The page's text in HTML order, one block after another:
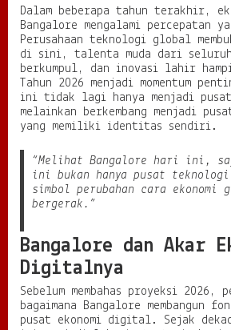
r
e
I
n
d
i
a
K
o
T
l
o
y
a
n
Dalam beberapa tahun terakhir,
Bangalore mengalami percepatan
Perusahaan teknologi global
di sini, talenta muda dari
berkumpul, dan inovasi lahir
Tahun 2026 menjadi momentum
ini tidak lagi hanya menjadi
melainkan berkembang menjadi
yang memiliki identitas sendiri.
“Melihat Bangalore hari ini,
ini bukan hanya pusat
simbol perubahan cara ekonomi
bergerak.”
Bangalore dan Akar
Digitalnya
Sebelum membahas proyeksi 2026,
bagaimana Bangalore membangun
pusat ekonomi digital. Sejak